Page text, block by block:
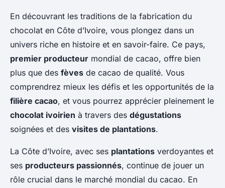
En découvrant les traditions de la fabrication du
chocolat en Côte d’Ivoire, vous plongez dans un
univers riche en histoire et en savoir-faire. Ce pays,
premier producteur mondial de cacao, offre bien
plus que des fèves de cacao de qualité. Vous
comprendrez mieux les défis et les opportunités de la
filière cacao, et vous pourrez apprécier pleinement le
chocolat ivoirien à travers des dégustations
soignées et des visites de plantations.
La Côte d’Ivoire, avec ses plantations verdoyantes et
ses producteurs passionnés, continue de jouer un
rôle crucial dans le marché mondial du cacao. En